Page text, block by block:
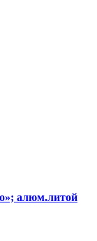
алюм.литой